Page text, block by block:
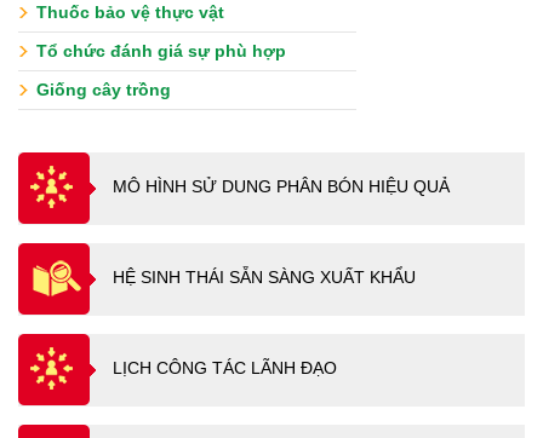
Thuốc bảo vệ thực vật
Tổ chức đánh giá sự phù hợp
Giống cây trồng
MÔ HÌNH SỬ DUNG PHÂN BÓN HIỆU QUẢ
HỆ SINH THÁI SẴN SÀNG XUẤT KHẨU
LỊCH CÔNG TÁC LÃNH ĐẠO